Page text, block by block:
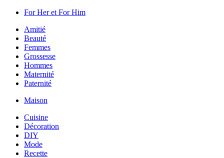
For Her et For Him
Amitié
Beauté
Femmes
Grossesse
Hommes
Maternité
Paternité
Maison
Cuisine
Décoration
DIY
Mode
Recette